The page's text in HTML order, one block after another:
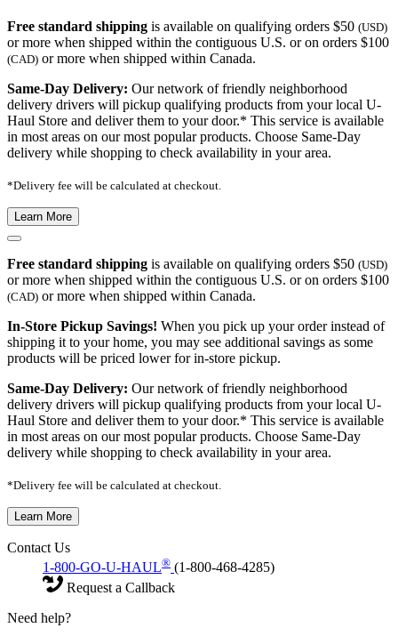
Free standard shipping is available on qualifying orders $50 (USD)
or more when shipped within the contiguous U.S. or on orders $100
(CAD) or more when shipped within Canada.
Same-Day Delivery: Our network of friendly neighborhood
delivery drivers will pickup qualifying products from your local U-
Haul Store and deliver them to your door.* This service is available
in most areas on our most popular products. Choose Same-Day
delivery while shopping to check availability in your area.
*Delivery fee will be calculated at checkout.
Learn More
Free standard shipping is available on qualifying orders $50 (USD)
or more when shipped within the contiguous U.S. or on orders $100
(CAD) or more when shipped within Canada.
In-Store Pickup Savings! When you pick up your order instead of
shipping it to your home, you may see additional savings as some
products will be priced lower for in-store pickup.
Same-Day Delivery: Our network of friendly neighborhood
delivery drivers will pickup qualifying products from your local U-
Haul Store and deliver them to your door.* This service is available
in most areas on our most popular products. Choose Same-Day
delivery while shopping to check availability in your area.
*Delivery fee will be calculated at checkout.
Learn More
Contact Us
1-800-GO-U-HAUL® (1-800-468-4285)
Request a Callback
Need help?